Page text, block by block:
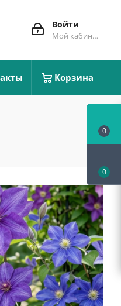
Войти
Мой кабинет
Корзина
0
0